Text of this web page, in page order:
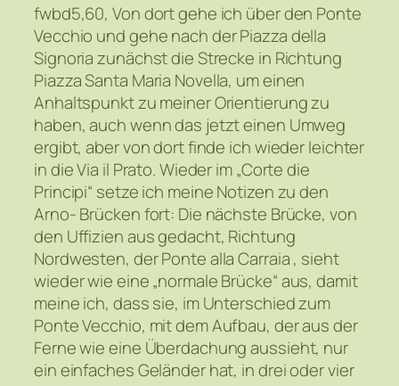
fwbd5,60, Von dort gehe ich über den Ponte
Vecchio und gehe nach der Piazza della
Signoria zunächst die Strecke in Richtung
Piazza Santa Maria Novella, um einen
Anhaltspunkt zu meiner Orientierung zu
haben, auch wenn das jetzt einen Umweg
ergibt, aber von dort finde ich wieder leichter
in die Via il Prato. Wieder im „Corte die
Principi“ setze ich meine Notizen zu den
Arno- Brücken fort: Die nächste Brücke, von
den Uffizien aus gedacht, Richtung
Nordwesten, der Ponte alla Carraia , sieht
wieder wie eine „normale Brücke“ aus, damit
meine ich, dass sie, im Unterschied zum
Ponte Vecchio, mit dem Aufbau, der aus der
Ferne wie eine Überdachung aussieht, nur
ein einfaches Geländer hat, in drei oder vier